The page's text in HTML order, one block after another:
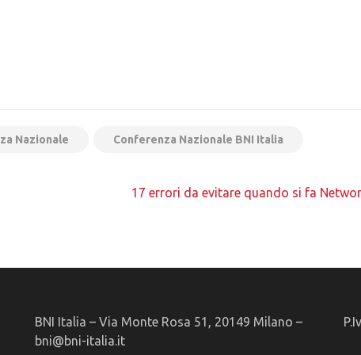
Nazionale Conferenza Nazionale BNI Italia
17 errori da evitare quando si fa
BNI Italia – Via Monte Rosa 51, 20149 Milano –
bni@bni-italia.it